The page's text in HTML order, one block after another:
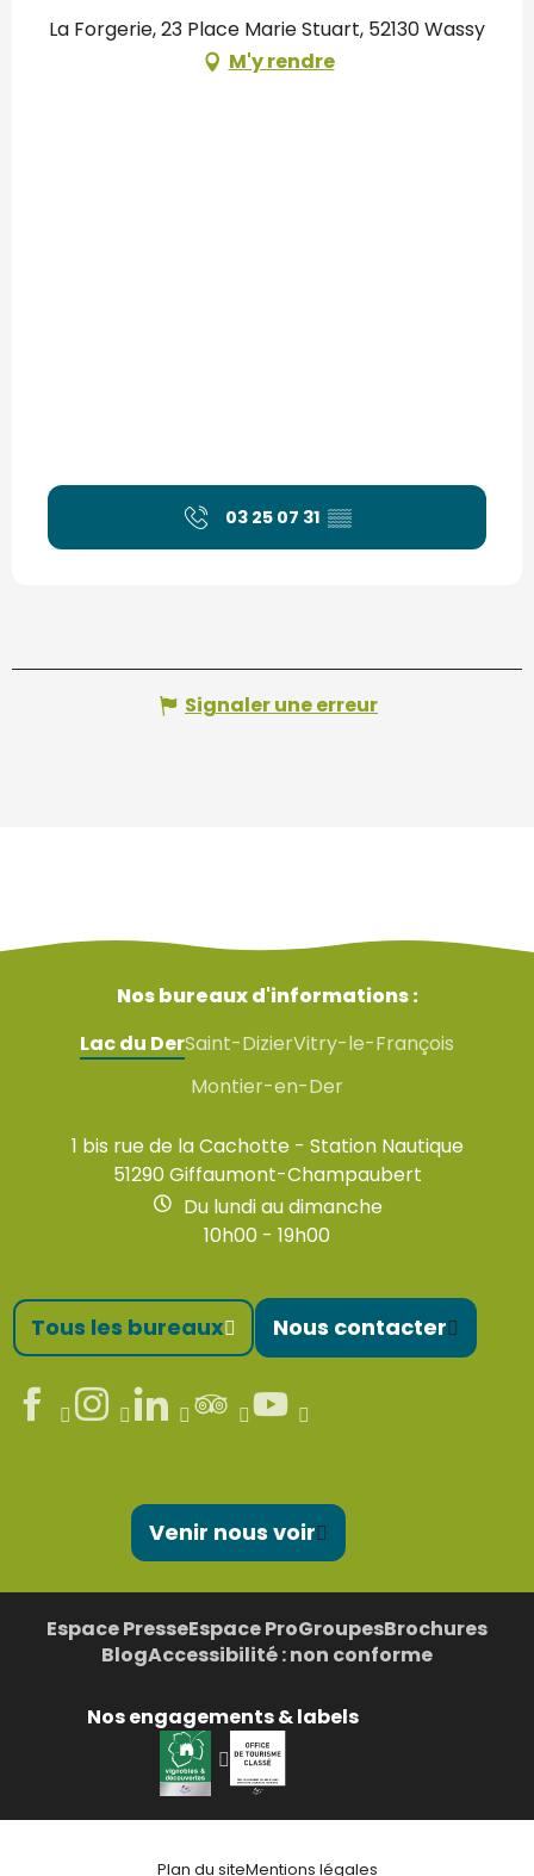
La Forgerie, 23 Place Marie Stuart, 52130 Wassy
M'y rendre
03 25 07 31 ▒▒
Signaler une erreur
Nos bureaux d'informations :
Lac du DerSaint-DizierVitry-le-François
Montier-en-Der
1 bis rue de la Cachotte - Station Nautique
51290 Giffaumont-Champaubert
Du lundi au dimanche
10h00 - 19h00
Tous les bureaux Nous contacter
Venir nous voir
Espace PresseEspace ProGroupesBrochures
BlogAccessibilité : non conforme
Nos engagements & labels
Plan du siteMentions légales